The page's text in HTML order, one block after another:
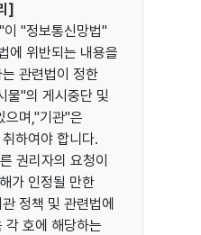
]
"정보통신망법"
에 위반되는 내용을
관련법이 정한
물"의 게시중단 및
으며,"기관"은
하여야 합니다.
권리자의 요청이
가 인정될 만한
정책 및 관련법에
각 호에 해당하는